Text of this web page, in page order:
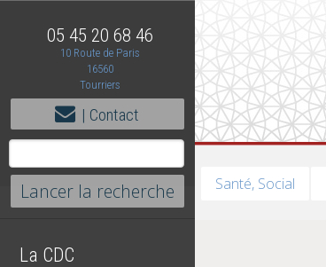
05 45 20 68 46
10 Route de Paris
16560
Tourriers
| Contact
La CDC
Santé, Social